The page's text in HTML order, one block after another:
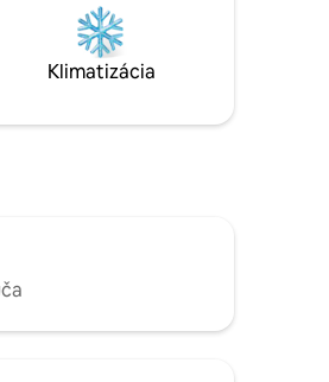
krásnu zadnú záhradu,
na oddych a kde si
alebo pohár vína. Uvidíme
č. 301570
Klimatizácia